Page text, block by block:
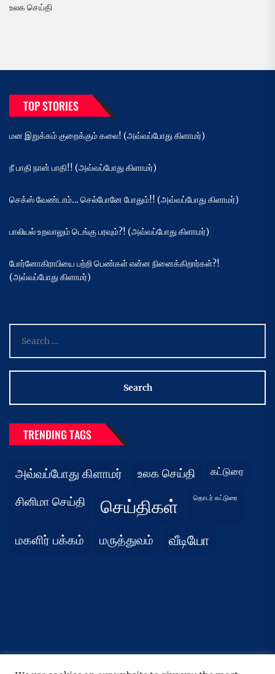
உலக செய்தி
TOP STORIES
மன இறுக்கம் குறைக்கும் கலை! (அவ்வப்போது கிளாமர்)
நீ பாதி நான் பாதி!! (அவ்வப்போது கிளாமர்)
செக்ஸ் வேண்டாம்… செல்போனே போதும்!! (அவ்வப்போது கிளாமர்)
பாலியல் உறவாலும் டெங்கு பரவும்?! (அவ்வப்போது கிளாமர்)
போர்னோகிராபியை பற்றி பெண்கள் என்ன நினைக்கிறார்கள்?!
(அவ்வப்போது கிளாமர்)
for:
TRENDING TAGS
அவ்வப்போது கிளாமர் உலக செய்தி கட்டுரை
சினிமா செய்தி செய்திகள் தொடர் கட்டுரை
மகளிர் பக்கம் மருத்துவம் வீடியோ